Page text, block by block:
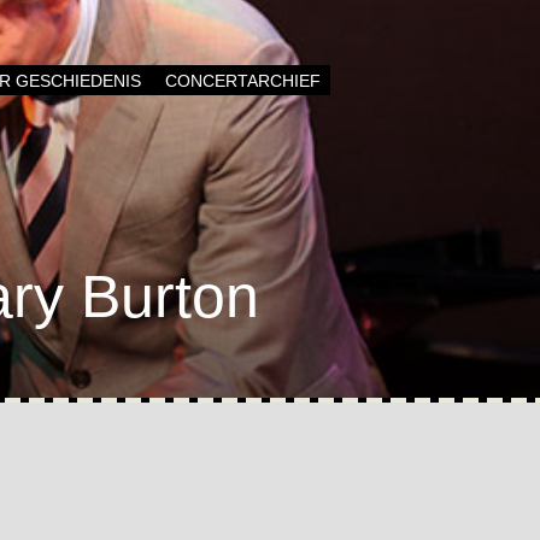
GESCHIEDENIS CONCERTARCHIEF
Burton